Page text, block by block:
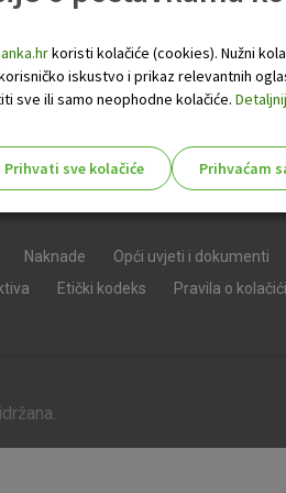
Naknade Opći uvjeti i dokumenti
Etički kodeks Pravila o
koristi kolačiće (cookies). Nužni
iskustvo i prikaz relevantnih
sve ili samo neophodne kolačiće.
Prihvati sve kolačiće Prihvaćam